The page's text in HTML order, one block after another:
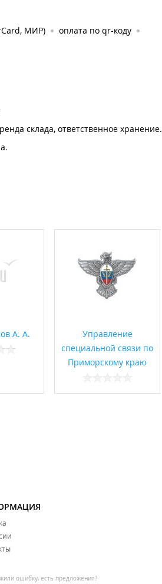
МИР)
оплата по qr-коду
склада, ответственное хранение.
А. А.
Управление
специальной связи по
Приморскому краю
ошибку, есть предложения?